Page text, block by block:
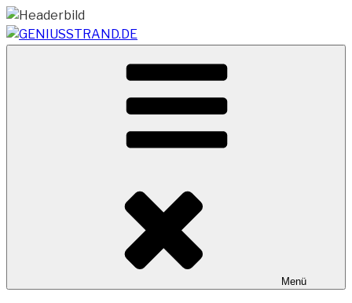
Zum
Inhalt
springen
GENIUSSTRAND.DE
Vom Geniusstrand zum JadeWeserPort/Container
Terminal Wilhelmshaven
Menü